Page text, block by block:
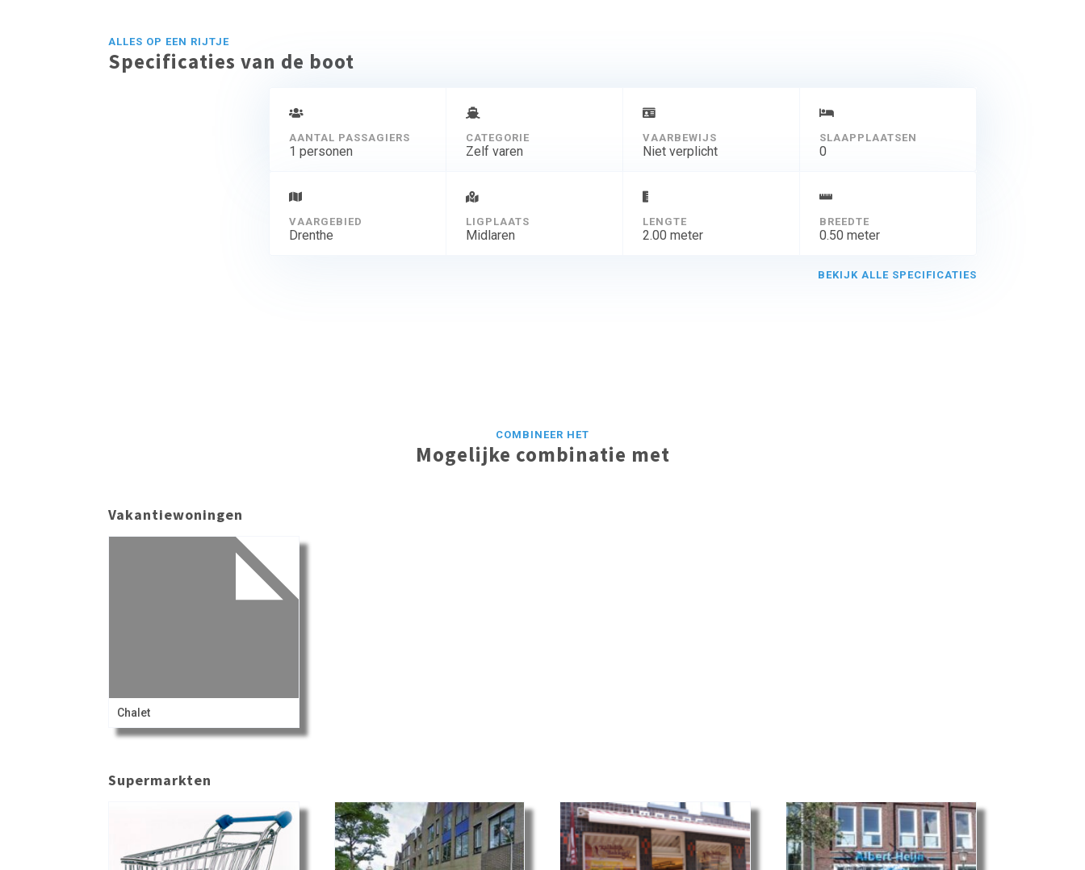
ALLES OP EEN RIJTJE
Specificaties van de boot
AANTAL PASSAGIERS
1 personen
CATEGORIE
Zelf varen
VAARBEWIJS
Niet verplicht
SLAAPPLAATSEN
0
VAARGEBIED
Drenthe
LIGPLAATS
Midlaren
LENGTE
2.00 meter
BREEDTE
0.50 meter
BEKIJK ALLE SPECIFICATIES
COMBINEER HET
Mogelijke combinatie met
Vakantiewoningen
Chalet
Supermarkten